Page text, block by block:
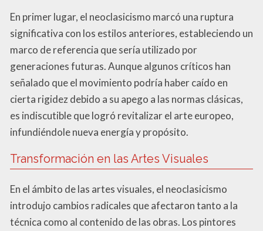
En primer lugar, el neoclasicismo marcó una ruptura
significativa con los estilos anteriores, estableciendo un
marco de referencia que sería utilizado por
generaciones futuras. Aunque algunos críticos han
señalado que el movimiento podría haber caído en
cierta rigidez debido a su apego a las normas clásicas,
es indiscutible que logró revitalizar el arte europeo,
infundiéndole nueva energía y propósito.
Transformación en las Artes Visuales
En el ámbito de las artes visuales, el neoclasicismo
introdujo cambios radicales que afectaron tanto a la
técnica como al contenido de las obras. Los pintores